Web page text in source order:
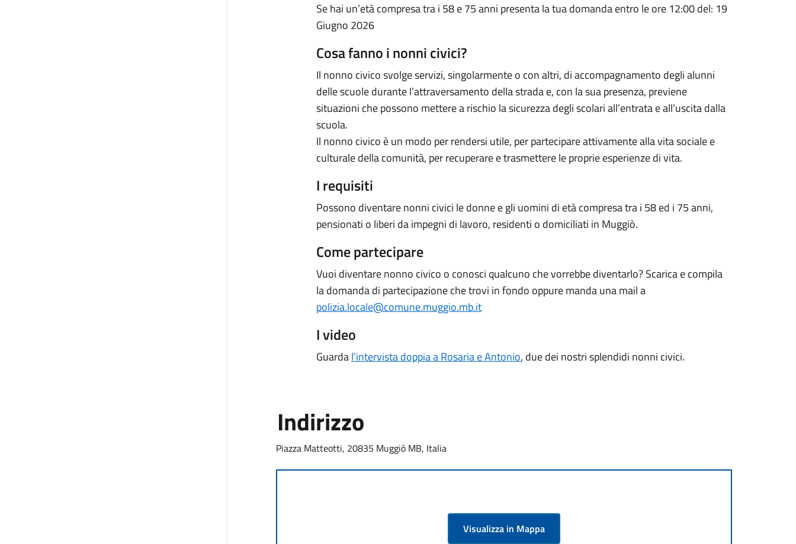
Se hai un’età compresa tra i 58 e 75 anni presenta la tua domanda entro le ore 12:00 del: 19
Giugno 2026
Cosa fanno i nonni civici?
Il nonno civico svolge servizi, singolarmente o con altri, di accompagnamento degli alunni
delle scuole durante l’attraversamento della strada e, con la sua presenza, previene
situazioni che possono mettere a rischio la sicurezza degli scolari all’entrata e all’uscita dalla
scuola.
Il nonno civico è un modo per rendersi utile, per partecipare attivamente alla vita sociale e
culturale della comunità, per recuperare e trasmettere le proprie esperienze di vita.
I requisiti
Possono diventare nonni civici le donne e gli uomini di età compresa tra i 58 ed i 75 anni,
pensionati o liberi da impegni di lavoro, residenti o domiciliati in Muggiò.
Come partecipare
Vuoi diventare nonno civico o conosci qualcuno che vorrebbe diventarlo? Scarica e compila
la domanda di partecipazione che trovi in fondo oppure manda una mail a
polizia.locale@comune.muggio.mb.it
I video
Guardal'intervista doppia a Rosaria e Antonio, due dei nostri splendidi nonni civici.
Indirizzo
Piazza Matteotti, 20835 Muggiò MB, Italia
Visualizza in Mappa